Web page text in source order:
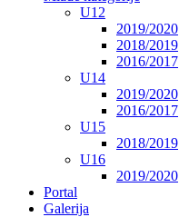
U12
2019/2020
2018/2019
2016/2017
U14
2019/2020
2016/2017
U15
2018/2019
U16
2019/2020
Portal
Galerija